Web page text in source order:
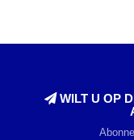
WILT U OP